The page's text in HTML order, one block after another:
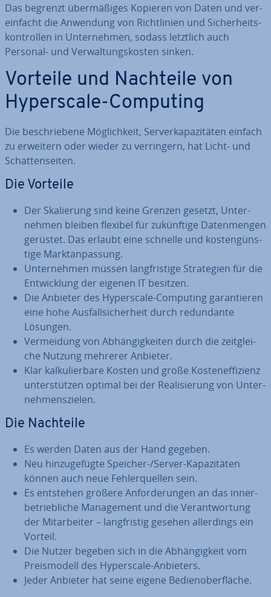
Das begrenzt über­mä­ßi­ges Kopieren von Daten und ver­
ein­facht die Anwendung von Richt­li­ni­en und Si­cher­heits­
kon­trol­len in Un­ter­neh­men, sodass letztlich auch
Personal- und Ver­wal­tungs­kos­ten sinken.
Vorteile und Nachteile von
Hy­pers­ca­le-Computing
Die be­schrie­be­ne Mög­lich­keit, Ser­ver­ka­pa­zi­tä­ten einfach
zu erweitern oder wieder zu ver­rin­gern, hat Licht- und
Schat­ten­sei­ten.
Die Vorteile
Der Ska­lie­rung sind keine Grenzen gesetzt, Un­ter­
neh­men bleiben flexibel für zu­künf­ti­ge Da­ten­men­gen
gerüstet. Das erlaubt eine schnelle und kos­ten­güns­
ti­ge Markt­an­pas­sung.
Un­ter­neh­men müssen lang­fris­ti­ge Stra­te­gien für die
Ent­wick­lung der eigenen IT besitzen.
Die Anbieter des Hy­pers­ca­le-Computing ga­ran­tie­ren
eine hohe Aus­fall­si­cher­heit durch red­un­dan­te
Lösungen.
Ver­mei­dung von Ab­hän­gig­kei­ten durch die zeit­glei­
che Nutzung mehrerer Anbieter.
Klar kal­ku­lier­ba­re Kosten und große Kos­ten­ef­fi­zi­enz
un­ter­stüt­zen optimal bei der Rea­li­sie­rung von Un­ter­
neh­mens­zie­len.
Die Nachteile
Es werden Daten aus der Hand gegeben.
Neu hin­zu­ge­füg­te Speicher-/Server-Ka­pa­zi­tä­ten
können auch neue Feh­ler­quel­len sein.
Es entstehen größere An­for­de­run­gen an das in­ner­
be­trieb­li­che Ma­nage­ment und die Ver­ant­wor­tung
der Mit­ar­bei­ter – lang­fris­tig gesehen al­ler­dings ein
Vorteil.
Die Nutzer begeben sich in die Ab­hän­gig­keit vom
Preis­mo­dell des Hy­pers­ca­le-Anbieters.
Jeder Anbieter hat seine eigene Be­dien­ober­flä­che.